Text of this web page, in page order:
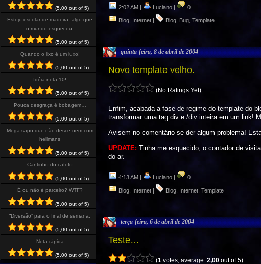
2:02 AM | Luciano | 0
Blog Internet | Blog Bug ,Template
quinta-feira, 8 de abril de 2004
Novo template velho.
(No Ratings Yet)
Enfim, acabada a fase de regime do template do
transformar uma tag div e /div inteira em um link!
Avisem no comentário se der algum problema!
UPDATE: Tinha me esquecido, o contador de
do ar.
4:13 AM | Luciano | 0
Blog Internet | Blog Internet ,Template
terça-feira, 6 de abril de 2004
Teste…
(1 votes, average:2,00 out of 5)
(5,00 out of 5)
Estojo escolar de madeira, algo que
o mundo esqueceu.
(5,00 out of 5)
Quando o lixo é um luxo!
(5,00 out of 5)
Idéia nota 10!
(5,00 out of 5)
Pouca desgraça é bobagem…
(5,00 out of 5)
Mega-sapo que não desce nem com
hellmans
(5,00 out of 5)
Cantinho do cafofo
(5,00 out of 5)
É ou não é parceiro? WTF?
(5,00 out of 5)
“Diversão” para o final de semana.
(5,00 out of 5)
Nota rápida
(5,00 out of 5)